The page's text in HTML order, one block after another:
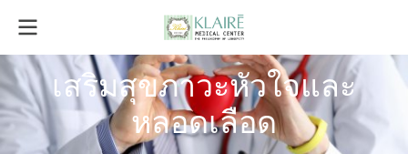
เสริมสุขภาวะหัวใจและ
หลอดเลือด